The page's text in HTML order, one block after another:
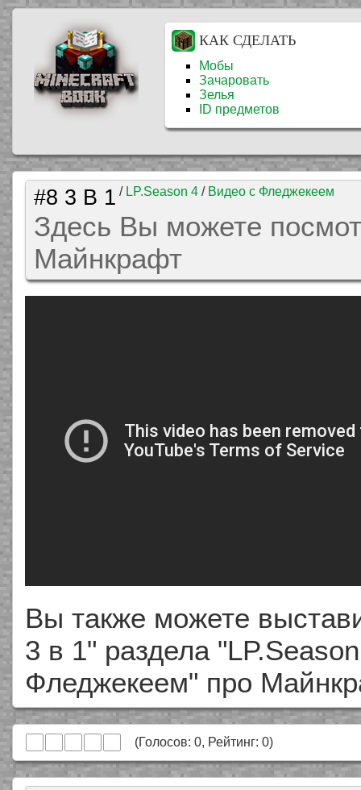
КАК СДЕЛАТЬ
Мобы
Зачаровать
Зелья
ID предметов
#8 3 В 1 / LP.Season 4 / Видео с Фледжекеем
Здесь Вы можете
Майнкрафт
Вы также можете
3 в 1" раздела
Фледжекеем" про
(Голосов: 0, Рейтинг: 0)